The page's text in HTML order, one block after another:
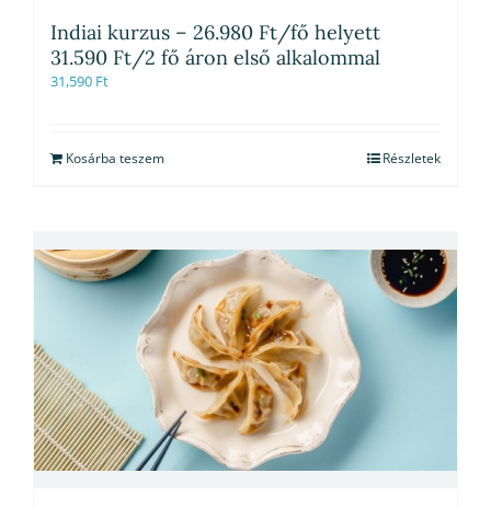
Indiai kurzus – 26.980 Ft/fő helyett
31.590 Ft/2 fő áron első alkalommal
31,590 Ft
Kosárba teszem Részletek